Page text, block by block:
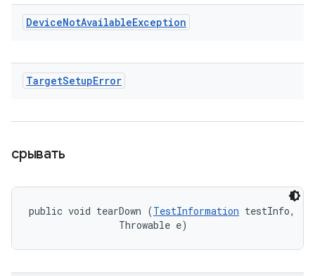
DeviceNotAvailableException
TargetSetupError
срывать
public void tearDown (TestInformation testInfo,
                Throwable e)